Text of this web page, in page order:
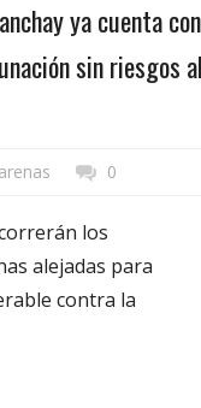
ya cuenta con
sin riesgos
0
los
alejadas para
contra la